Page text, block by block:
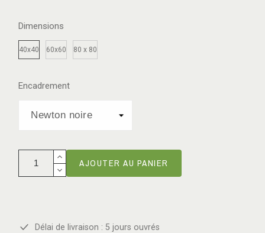
Dimensions
40x40 60x60 80 x 80
Encadrement
AJOUTER AU PANIER
Délai de livraison : 5 jours ouvrés